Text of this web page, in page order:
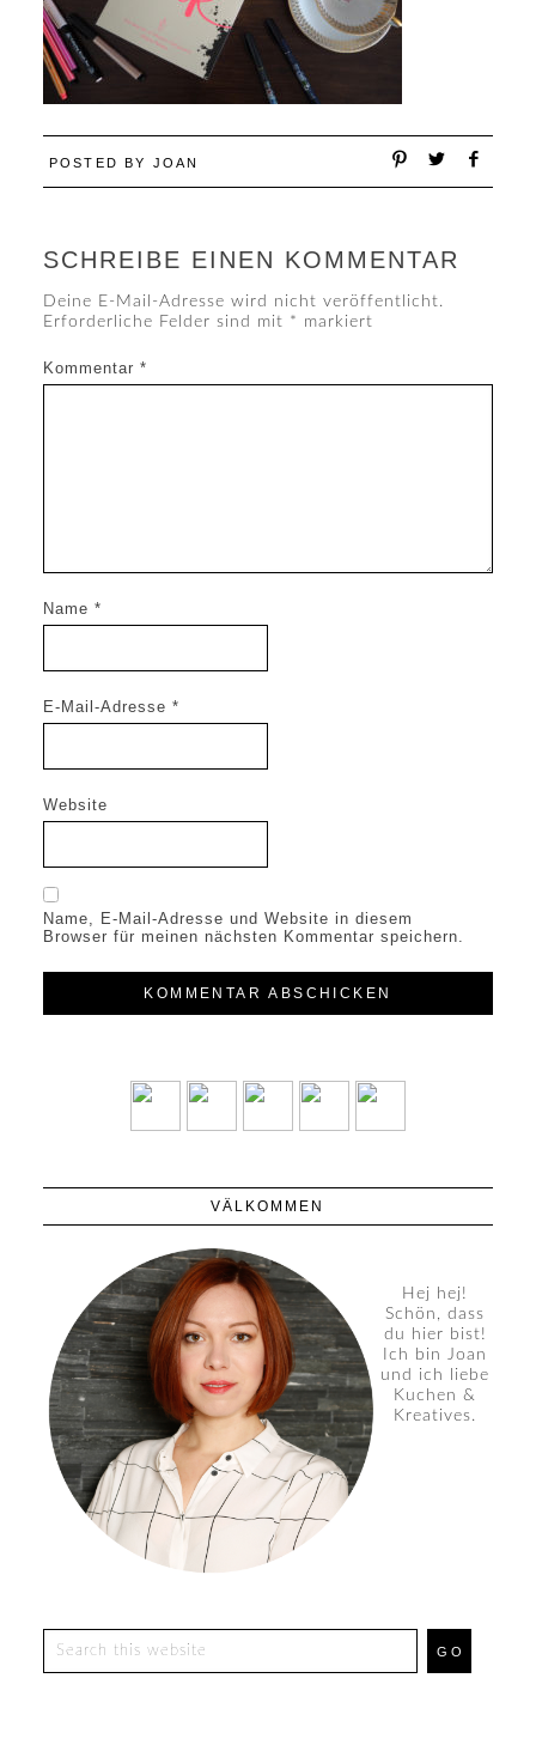
POSTED BY JOAN
SCHREIBE EINEN KOMMENTAR
Deine E-Mail-Adresse wird nicht veröffentlicht.
Erforderliche Felder sind mit * markiert
Kommentar *
Name *
E-Mail-Adresse *
Website
Name, E-Mail-Adresse und Website in diesem
Browser für meinen nächsten Kommentar speichern.
VÄLKOMMEN
Hej hej!
Schön, dass
du hier bist!
Ich bin Joan
und ich liebe
Kuchen &
Kreatives.